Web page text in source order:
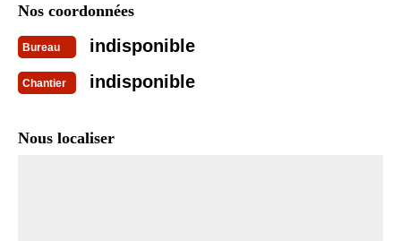
Nos coordonnées
Bureau indisponible
Chantier indisponible
Nous localiser